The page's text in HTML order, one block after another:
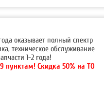
оказывает полный спектр
техническое обслуживание
1-2 года!
пунктам! Скидка 50% на ТО